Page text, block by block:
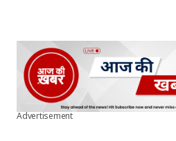
Advertisement